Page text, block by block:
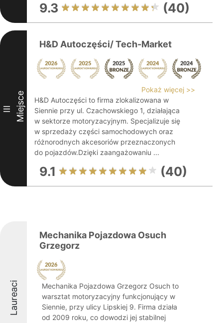
9.3 (40)
III Miejsce
H&D Autoczęści/ Tech-Market
Pokaż więcej >>
H&D Autoczęści to firma zlokalizowana w
Siennie przy ul. Czachowskiego 1, działająca
w sektorze motoryzacyjnym. Specjalizuje się
w sprzedaży części samochodowych oraz
różnorodnych akcesoriów przeznaczonych
do pojazdów.Dzięki zaangażowaniu ...
9.1 (40)
Laureaci
Mechanika Pojazdowa Osuch
Grzegorz
Mechanika Pojazdowa Grzegorz Osuch to
warsztat motoryzacyjny funkcjonujący w
Siennie, przy ulicy Lipskiej 9. Firma działa
od 2009 roku, co dowodzi jej stabilnej